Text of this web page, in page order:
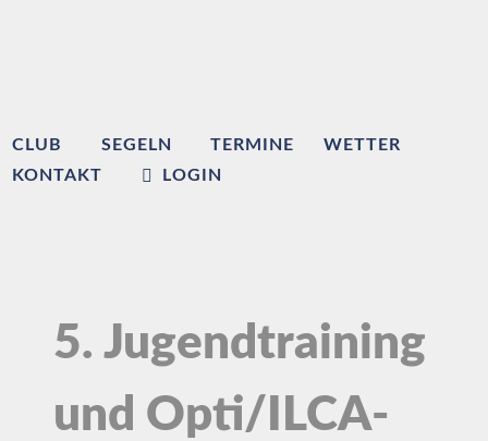
CLUB SEGELN TERMINE
WETTER
KONTAKT
LOGIN
5. Jugendtraining
und Opti/ILCA-